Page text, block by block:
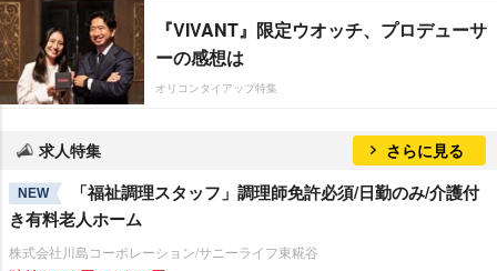
『VIVANT』限定ウオッチ、プロデューサ
ーの感想は
オリコンタイアップ特集
求人特集 さらに見る
NEW
「福祉調理スタッフ」調理師免許必須/日勤のみ/介護付
き有料老人ホーム
株式会社川島コーポレーション/サニーライフ東糀谷